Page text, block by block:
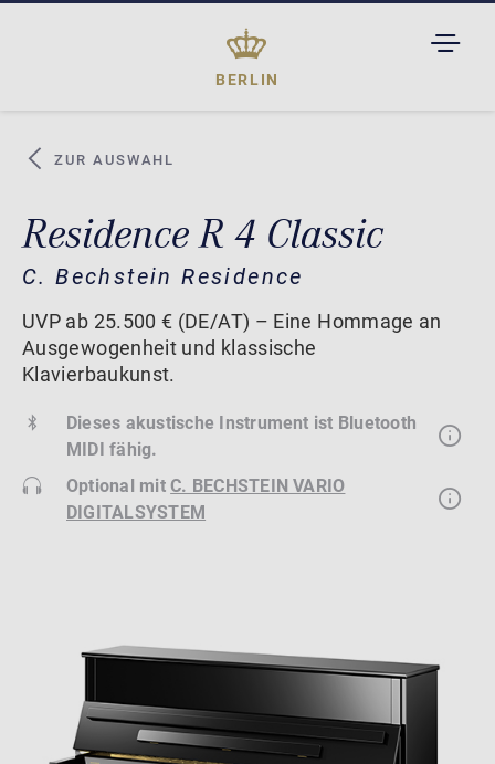
BERLIN
ZUR AUSWAHL
Residence R 4 Classic
C. Bechstein Residence
UVP ab 25.500 € (DE/AT) – Eine Hommage an
Ausgewogenheit und klassische
Klavierbaukunst.
Dieses akustische Instrument ist Bluetooth
MIDI fähig.
Optional mitC. BECHSTEIN VARIO
DIGITALSYSTEM